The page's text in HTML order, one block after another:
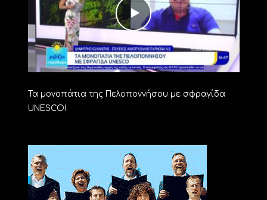
Τα μονοπάτια της Πελοποννήσου με σφραγίδα
UNESCO!